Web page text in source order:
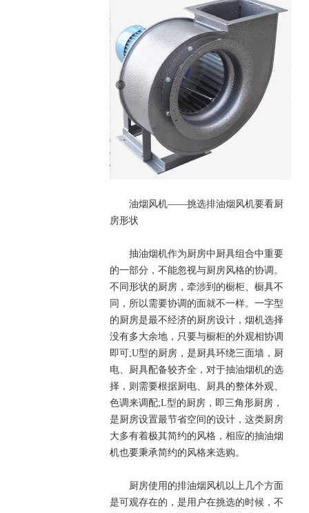
油烟风机——挑选排油烟风机要看厨
房形状
抽油烟机作为厨房中厨具组合中重要
的一部分，不能忽视与厨房风格的协调。
不同形状的厨房，牵涉到的橱柜、橱具不
同，所以需要协调的面就不一样。一字型
的厨房是最不经济的厨房设计，烟机选择
没有多大余地，只要与橱柜的外观相协调
即可;U型的厨房，是厨具环绕三面墙，厨
电、厨具配备较齐全，对于抽油烟机的选
择，则需要根据厨电、厨具的整体外观、
色调来调配;L型的厨房，即三角形厨房，
是厨房设置最节省空间的设计，这类厨房
大多有着极其简约的风格，相应的抽油烟
机也要秉承简约的风格来选购。
厨房使用的排油烟风机以上几个方面
是可观存在的，是用户在挑选的时候，不